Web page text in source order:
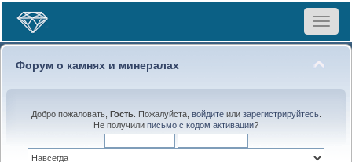
Toggle
Форум о камнях и минералах
Добро пожаловать, Гость. Пожалуйста, войдитеили зарегистрируйтесь.
Не получили письмо с кодом активации?